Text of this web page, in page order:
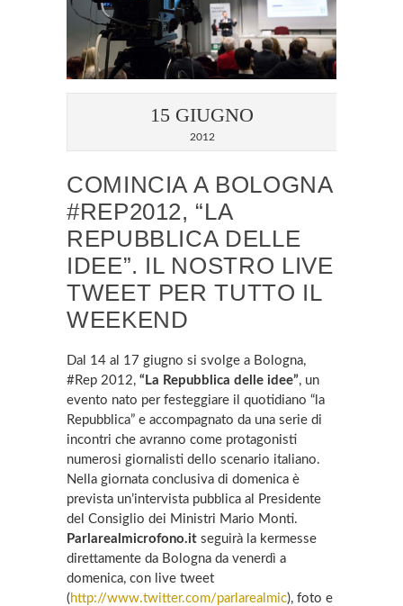
15 GIUGNO
2012
COMINCIA A BOLOGNA
#REP2012, “LA
REPUBBLICA DELLE
IDEE”. IL NOSTRO LIVE
TWEET PER TUTTO IL
WEEKEND
Dal 14 al 17 giugno si svolge a Bologna,
#Rep 2012, “La Repubblica delle idee”, un
evento nato per festeggiare il quotidiano “la
Repubblica” e accompagnato da una serie di
incontri che avranno come protagonisti
numerosi giornalisti dello scenario italiano.
Nella giornata conclusiva di domenica è
prevista un’intervista pubblica al Presidente
del Consiglio dei Ministri Mario Monti.
Parlarealmicrofono.itseguirà la kermesse
direttamente da Bologna da venerdì a
domenica, con live tweet
(http://www.twitter.com/parlarealmic), foto e